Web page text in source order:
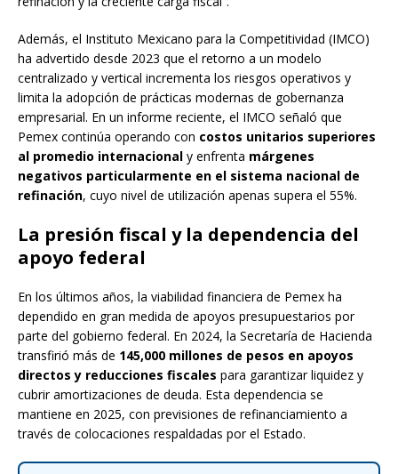
Además, el Instituto Mexicano para la Competitividad (IMCO)
ha advertido desde 2023 que el retorno a un modelo
centralizado y vertical incrementa los riesgos operativos y
limita la adopción de prácticas modernas de gobernanza
empresarial. En un informe reciente, el IMCO señaló que
Pemex continúa operando con costos unitarios superiores
al promedio internacional y enfrenta márgenes
negativos particularmente en el sistema nacional de
refinación, cuyo nivel de utilización apenas supera el 55%.
La presión fiscal y la dependencia del
apoyo federal
En los últimos años, la viabilidad financiera de Pemex ha
dependido en gran medida de apoyos presupuestarios por
parte del gobierno federal. En 2024, la Secretaría de Hacienda
transfirió más de 145,000 millones de pesos en apoyos
directos y reducciones fiscales para garantizar liquidez y
cubrir amortizaciones de deuda. Esta dependencia se
mantiene en 2025, con previsiones de refinanciamiento a
través de colocaciones respaldadas por el Estado.